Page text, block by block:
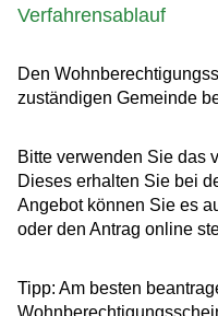
Verfahrensablauf
Den
zuständigen Gemeinde
Bitte verwenden Sie das
Dieses erhalten Sie bei
Angebot können Sie es
oder den Antrag online
Tipp: Am besten